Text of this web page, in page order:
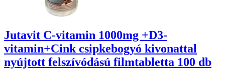
Jutavit C-vitamin 1000mg +D3-
vitamin+Cink csipkebogyó kivonattal
nyújtott felszívódású filmtabletta 100 db